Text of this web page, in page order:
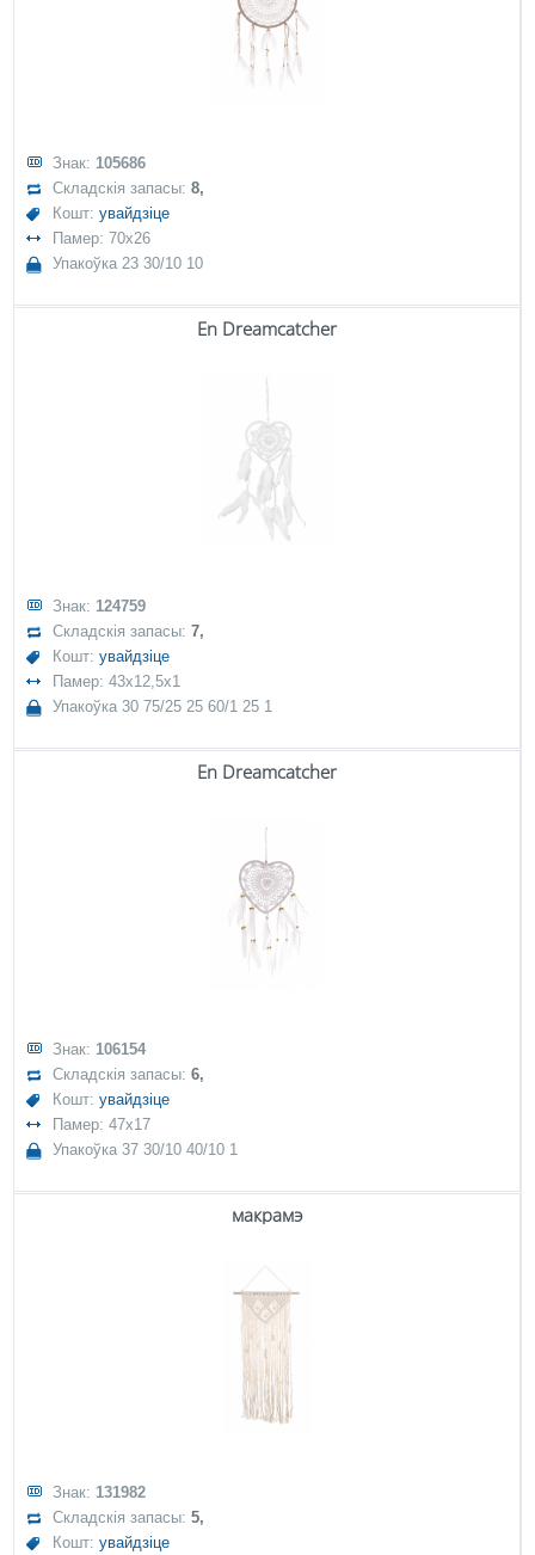
Знак: 105686
Складскія запасы:8,
Кошт:увайдзіце
Памер: 70x26
Упакоўка 23 30/10 10
En Dreamcatcher
Знак: 124759
Складскія запасы:7,
Кошт:увайдзіце
Памер: 43x12,5x1
Упакоўка 30 75/25 25 60/1 25 1
En Dreamcatcher
Знак: 106154
Складскія запасы:6,
Кошт:увайдзіце
Памер: 47x17
Упакоўка 37 30/10 40/10 1
макрамэ
Знак: 131982
Складскія запасы:5,
Кошт:увайдзіце